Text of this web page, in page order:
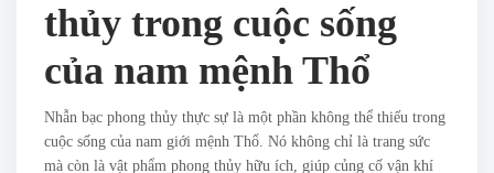
thủy trong cuộc sống
của nam mệnh Thổ
Nhẫn bạc phong thủy thực sự là một phần không thể thiếu trong
cuộc sống của nam giới mệnh Thổ. Nó không chỉ là trang sức
mà còn là vật phẩm phong thủy hữu ích, giúp củng cố vận khí